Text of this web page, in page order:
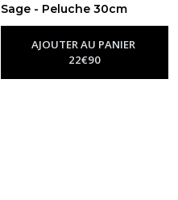
Sage - Peluche 30cm
-Peluche Naruto
AJOUTER AU PANIER
22€90